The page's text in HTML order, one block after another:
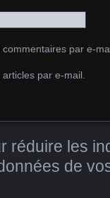
par e-
par e-mail.
réduire les
de